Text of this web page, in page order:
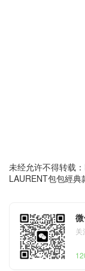
未经允许不得转载：
LAURENT包包經
关